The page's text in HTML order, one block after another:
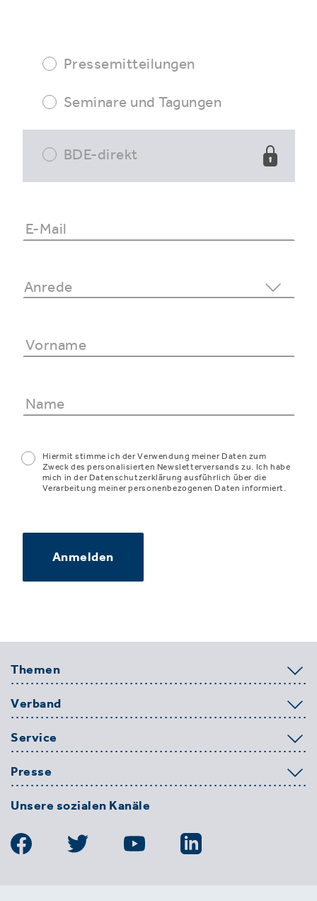
Pressemitteilungen
Seminare und Tagungen
BDE-direkt
Hiermit stimme ich der Verwendung meiner Daten zum
Zweck des personalisierten Newsletterversands zu. Ich habe
mich in der Datenschutzerklärung ausführlich über die
Verarbeitung meiner personenbezogenen Daten informiert.
Anmelden
Themen
Verband
Service
Presse
Unsere sozialen Kanäle